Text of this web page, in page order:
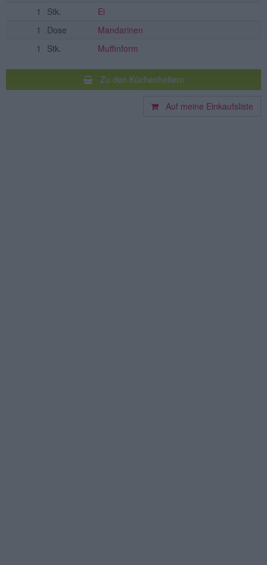
1
Stk.
Ei
1
Dose
Mandarinen
1
Stk. Muffinform
Zu den Küchenhelfern
Auf meine Einkaufsliste